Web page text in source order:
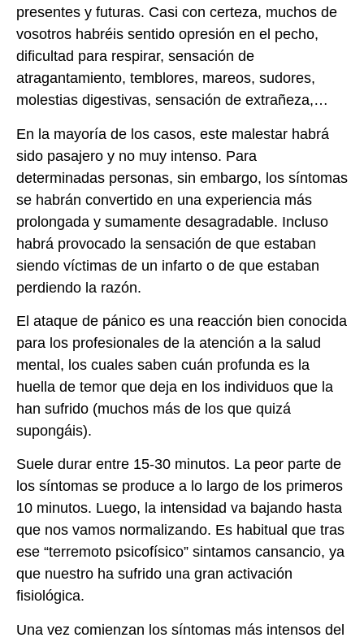
presentes y futuras. Casi con certeza, muchos de
vosotros habréis sentido opresión en el pecho,
dificultad para respirar, sensación de
atragantamiento, temblores, mareos, sudores,
molestias digestivas, sensación de extrañeza,…
En la mayoría de los casos, este malestar habrá
sido pasajero y no muy intenso. Para
determinadas personas, sin embargo, los síntomas
se habrán convertido en una experiencia más
prolongada y sumamente desagradable. Incluso
habrá provocado la sensación de que estaban
siendo víctimas de un infarto o de que estaban
perdiendo la razón.
El ataque de pánico es una reacción bien conocida
para los profesionales de la atención a la salud
mental, los cuales saben cuán profunda es la
huella de temor que deja en los individuos que la
han sufrido (muchos más de los que quizá
supongáis).
Suele durar entre 15-30 minutos. La peor parte de
los síntomas se produce a lo largo de los primeros
10 minutos. Luego, la intensidad va bajando hasta
que nos vamos normalizando. Es habitual que tras
ese “terremoto psicofísico” sintamos cansancio, ya
que nuestro ha sufrido una gran activación
fisiológica.
Una vez comienzan los síntomas más intensos del